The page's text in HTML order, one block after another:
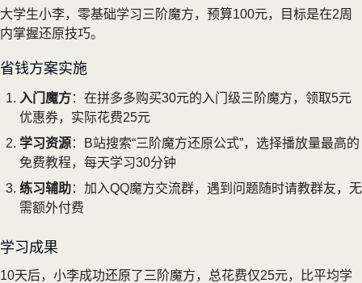
大学生小李，零基础学习三阶魔方，预算100元，目标是在2周
内掌握还原技巧。
省钱方案实施
入门魔方：在拼多多购买30元的入门级三阶魔方，领取5元
优惠券，实际花费25元
学习资源：B站搜索“三阶魔方还原公式”，选择播放量最高的
免费教程，每天学习30分钟
练习辅助：加入QQ魔方交流群，遇到问题随时请教群友，无
需额外付费
学习成果
10天后，小李成功还原了三阶魔方，总花费仅25元，比平均学